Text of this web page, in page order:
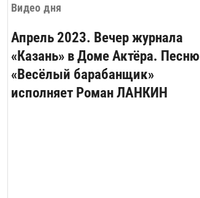
Видео дня
Апрель 2023. Вечер журнала
«Казань» в Доме Актёра. Песню
«Весёлый барабанщик»
исполняет Роман ЛАНКИН